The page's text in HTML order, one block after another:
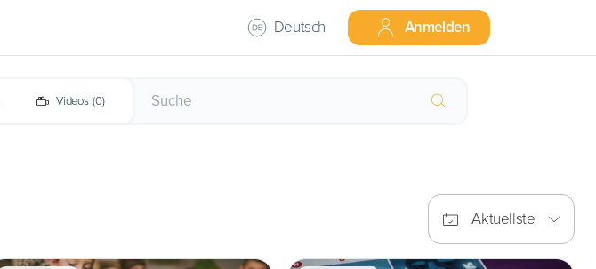
Deutsch Anmelden
Videos (0)
Aktuellste